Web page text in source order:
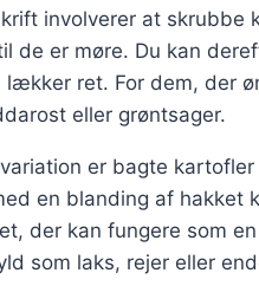
involverer at skrubbe
de er møre. Du kan
lækker ret. For dem, der
eller grøntsager.
er bagte
en blanding af hakket
der kan fungere som
som laks, rejer eller